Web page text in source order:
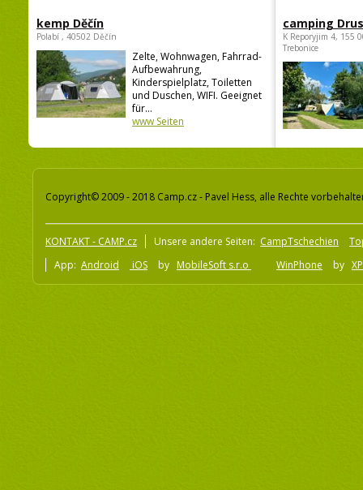
kemp Děčín
Polabí , 40502 Děčín
Zelte, Wohnwagen, Fahrrad-
Aufbewahrung,
Kinderspielplatz, Toiletten
und Duschen, WIFI. Geeignet
für...
www Seiten
camping
K Reporyjim 4, 155
Trebonice
Copyright© 2009 - 2018 Camp.cz - Pavel Hess, alle Rechte
KONTAKT - CAMP.cz Unsere andere Seiten: CampTschechien
App: Android iOS by MobileSoft s.r.o WinPhone by